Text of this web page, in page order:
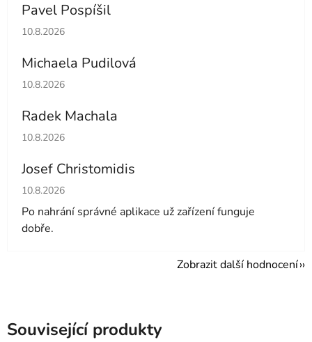
Pavel Pospíšil
Hodnocení obchodu je 5 z 5 hvězdiček.
10.8.2026
Michaela Pudilová
Hodnocení obchodu je 5 z 5 hvězdiček.
10.8.2026
Radek Machala
Hodnocení obchodu je 5 z 5 hvězdiček.
10.8.2026
Josef Christomidis
Hodnocení obchodu je 5 z 5 hvězdiček.
10.8.2026
Po nahrání správné aplikace už zařízení funguje
dobře.
Zobrazit další hodnocení
Související produkty